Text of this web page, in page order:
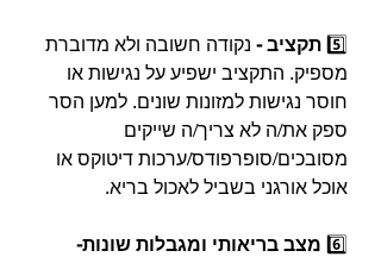
5️⃣ תקציב - נקודה חשובה ולא מדוברת
מספיק. התקציב ישפיע על נגישות או
חוסר נגישות למזונות שונים. למען הסר
ספק את/ה לא צריך/ה שייקים
מסובכים/סופרפודס/ערכות דיטוקס או
אוכל אורגני בשביל לאכול בריא.⁣⁣
6️⃣ מצב בריאותי ומגבלות שונות-